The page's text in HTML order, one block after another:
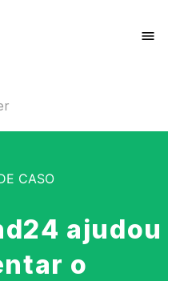
CASO
ajudou
o